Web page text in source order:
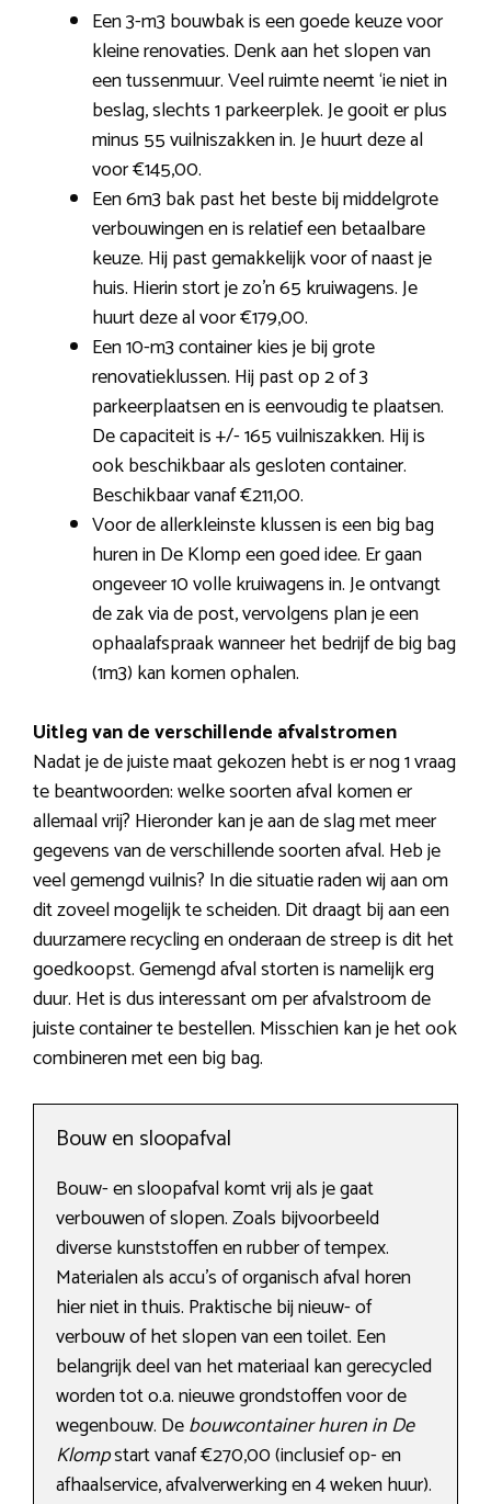
Een 3-m3 bouwbak is een goede keuze voor
kleine renovaties. Denk aan het slopen van
een tussenmuur. Veel ruimte neemt ‘ie niet in
beslag, slechts 1 parkeerplek. Je gooit er plus
minus 55 vuilniszakken in. Je huurt deze al
voor €145,00.
Een 6m3 bak past het beste bij middelgrote
verbouwingen en is relatief een betaalbare
keuze. Hij past gemakkelijk voor of naast je
huis. Hierin stort je zo’n 65 kruiwagens. Je
huurt deze al voor €179,00.
Een 10-m3 container kies je bij grote
renovatieklussen. Hij past op 2 of 3
parkeerplaatsen en is eenvoudig te plaatsen.
De capaciteit is +/- 165 vuilniszakken. Hij is
ook beschikbaar als gesloten container.
Beschikbaar vanaf €211,00.
Voor de allerkleinste klussen is een big bag
huren in De Klomp een goed idee. Er gaan
ongeveer 10 volle kruiwagens in. Je ontvangt
de zak via de post, vervolgens plan je een
ophaalafspraak wanneer het bedrijf de big bag
(1m3) kan komen ophalen.
Uitleg van de verschillende afvalstromen
Nadat je de juiste maat gekozen hebt is er nog 1 vraag
te beantwoorden: welke soorten afval komen er
allemaal vrij? Hieronder kan je aan de slag met meer
gegevens van de verschillende soorten afval. Heb je
veel gemengd vuilnis? In die situatie raden wij aan om
dit zoveel mogelijk te scheiden. Dit draagt bij aan een
duurzamere recycling en onderaan de streep is dit het
goedkoopst. Gemengd afval storten is namelijk erg
duur. Het is dus interessant om per afvalstroom de
juiste container te bestellen. Misschien kan je het ook
combineren met een big bag.
Bouw en sloopafval
Bouw- en sloopafval komt vrij als je gaat
verbouwen of slopen. Zoals bijvoorbeeld
diverse kunststoffen en rubber of tempex.
Materialen als accu’s of organisch afval horen
hier niet in thuis. Praktische bij nieuw- of
verbouw of het slopen van een toilet. Een
belangrijk deel van het materiaal kan gerecycled
worden tot o.a. nieuwe grondstoffen voor de
wegenbouw. Debouwcontainer huren in De
Klompstart vanaf €270,00 (inclusief op- en
afhaalservice, afvalverwerking en 4 weken huur).